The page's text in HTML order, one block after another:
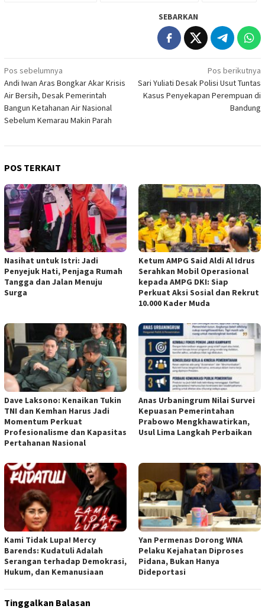
SEBARKAN
Navigasi
pos
Pos sebelumnya
Andi Iwan Aras Bongkar Akar Krisis
Air Bersih, Desak Pemerintah
Bangun Ketahanan Air Nasional
Sebelum Kemarau Makin Parah
Pos berikutnya
Sari Yuliati Desak Polisi Usut Tuntas
Kasus Penyekapan Perempuan di
Bandung
POS TERKAIT
Nasihat untuk Istri: Jadi
Penyejuk Hati, Penjaga Rumah
Tangga dan Jalan Menuju
Surga
Ketum AMPG Said Aldi Al Idrus
Serahkan Mobil Operasional
kepada AMPG DKI: Siap
Perkuat Aksi Sosial dan Rekrut
10.000 Kader Muda
Dave Laksono: Kenaikan Tukin
TNI dan Kemhan Harus Jadi
Momentum Perkuat
Profesionalisme dan Kapasitas
Pertahanan Nasional
Anas Urbaningrum Nilai Survei
Kepuasan Pemerintahan
Prabowo Mengkhawatirkan,
Usul Lima Langkah Perbaikan
Kami Tidak Lupa! Mercy
Barends: Kudatuli Adalah
Serangan terhadap Demokrasi,
Hukum, dan Kemanusiaan
Yan Permenas Dorong WNA
Pelaku Kejahatan Diproses
Pidana, Bukan Hanya
Dideportasi
Tinggalkan Balasan